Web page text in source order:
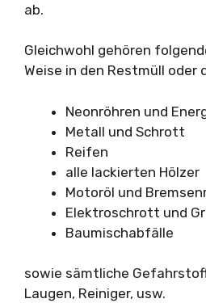
ab.
Gleichwohl gehören
Weise in den Restmüll oder
Neonröhren und
Metall und Schrott
Reifen
alle lackierten Hölzer
Motoröl und
Elektroschrott und
Baumischabfälle
sowie sämtliche
Laugen, Reiniger, usw.